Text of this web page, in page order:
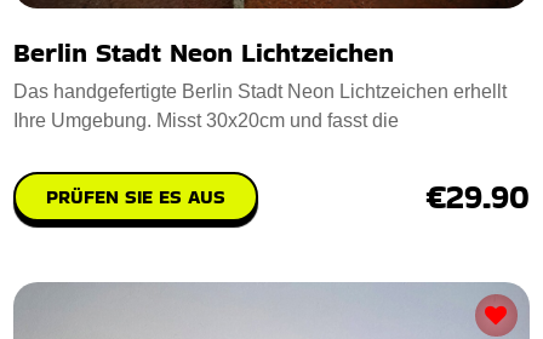
Berlin Stadt Neon Lichtzeichen
Das handgefertigte Berlin Stadt Neon Lichtzeichen erhellt
Ihre Umgebung. Misst 30x20cm und fasst die
PRÜFEN SIE ES AUS €29.90